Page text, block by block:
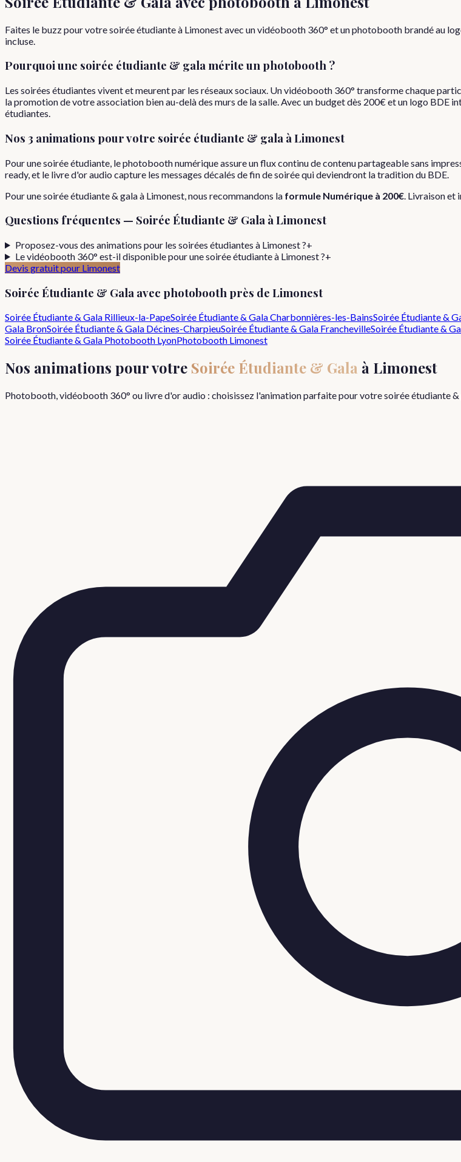
Faites le buzz pour votre soirée étudiante à Limonest avec un vidéobooth 360° et un photobooth brandé au
incluse.
Pourquoiune soirée étudiante & gala mérite un photobooth ?
Les soirées étudiantes vivent et meurent par les réseaux sociaux. Un vidéobooth 360° transforme chaque
la promotion de votre association bien au-delà des murs de la salle. Avec un budget dès 200€ et un logo
étudiantes.
Nos 3 animations pour votre soirée étudiante & gala à Limonest
Pour une soirée étudiante, le photobooth numérique assure un flux continu de contenu partageable sans
ready, et le livre d'or audio capture les messages décalés de fin de soirée qui deviendront la tradition du BDE.
Pourunesoirée étudiante & galaà Limonest , nous recommandons la formule Numérique à 200€ . Livraison
Questions fréquentes — Soirée Étudiante & Gala àLimonest
Proposez-vous des animations pour les soirées étudiantes à Limonest ?+
Le vidéobooth 360° est-il disponible pour une soirée étudiante à Limonest ?+
Devis gratuit pour Limonest
Soirée Étudiante & Gala avec photobooth près de Limonest
Soirée Étudiante & Gala Rillieux-la-PapeSoirée Étudiante & GalaCharbonnières-les-BainsSoirée Étudiante &
Gala BronSoirée Étudiante & Gala Décines-CharpieuSoirée Étudiante & Gala FranchevilleSoirée Étudiante &
Soirée Étudiante & Gala Photobooth LyonPhotobooth Limonest
Nos animations pour votre Soirée Étudiante & Gala à Limonest
Photobooth, vidéobooth 360° ou livre d'or audio : choisissez l'animation parfaite pour votresoirée étudiante &